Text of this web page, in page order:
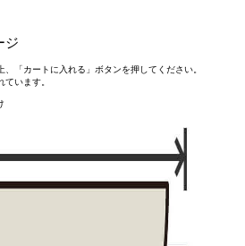
ジ
「カートに入れる」ボタンを押してください。
います。